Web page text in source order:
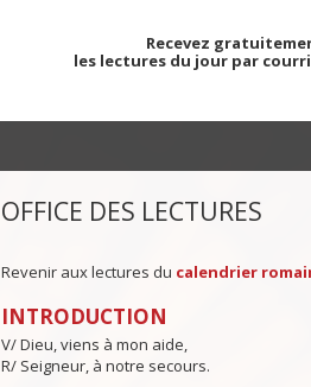
Recevez
les lectures du jour par
OFFICE DES LECTURES
Revenir aux lectures du calendrier
INTRODUCTION
V/ Dieu, viens à mon aide,
R/ Seigneur, à notre secours.